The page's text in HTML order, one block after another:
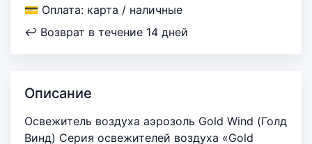
💳 Оплата: карта / наличные
↩ Возврат в течение 14 дней
Описание
Освежитель воздуха аэрозоль Gold Wind (Голд
Винд) Серия освежителей воздуха «Gold